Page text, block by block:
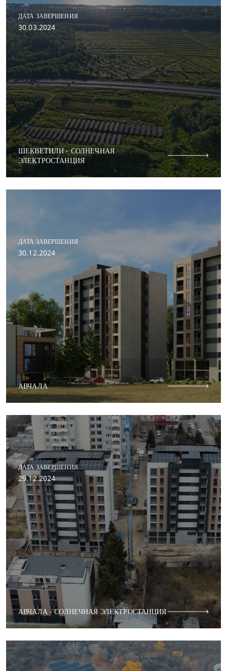
ДАТА ЗАВЕРШЕНИЯ
30.03.2024
ШЕКВЕТИЛИ - СОЛНЕЧНАЯ
ЭЛЕКТРОСТАНЦИЯ
ДАТА ЗАВЕРШЕНИЯ
30.12.2024
АВЧАЛА
ДАТА ЗАВЕРШЕНИЯ
29.12.2024
АВЧАЛА - СОЛНЕЧНАЯ ЭЛЕКТРОСТАНЦИЯ